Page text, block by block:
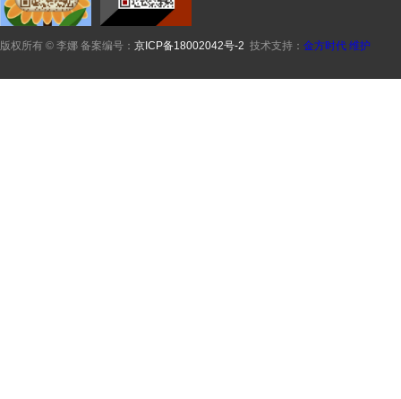
版权所有 © 李娜 备案编号： 京ICP备18002042号-2 技术支持： 金方时代 维护